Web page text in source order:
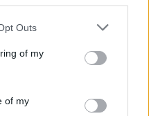
by us to third parties
uses one or more Google
information including but
You may click to
Outs
of my
of my